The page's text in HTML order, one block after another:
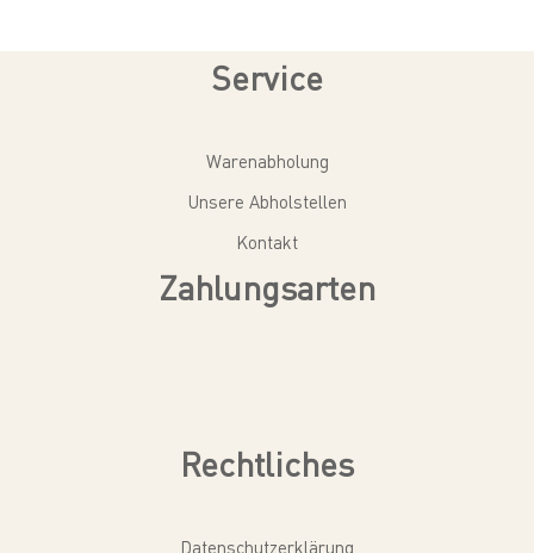
Service
Warenabholung
Unsere Abholstellen
Kontakt
Zahlungsarten
Rechtliches
Datenschutzerklärung